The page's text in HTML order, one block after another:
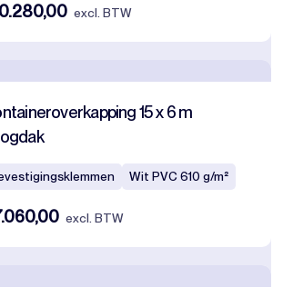
excl. BTW
15 x 6 m
Wit PVC 610 g/m²
excl. BTW